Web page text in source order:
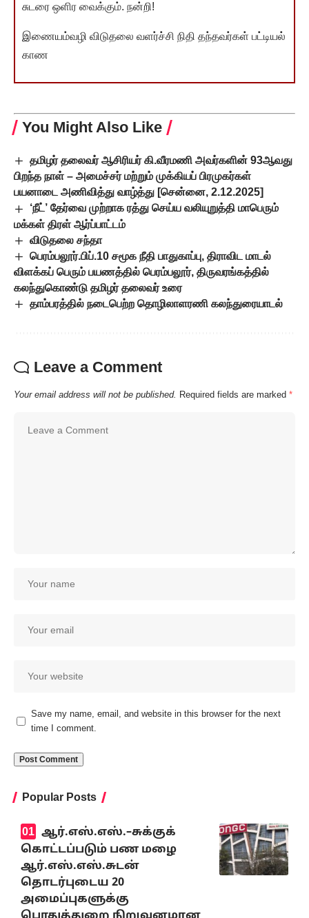
சுடரை ஒளிர வைக்கும். நன்றி!
இணையம்வழி விடுதலை வளர்ச்சி நிதி தந்தவர்கள் பட்டியல்
காண
You Might Also Like
தமிழர் தலைவர் ஆசிரியர் கி.வீரமணி அவர்களின் 93ஆவது
பிறந்த நாள் – அமைச்சர் மற்றும் முக்கியப் பிரமுகர்கள்
பயனாடை அணிவித்து வாழ்த்து [சென்னை, 2.12.2025]
‘நீட்’ தேர்வை முற்றாக ரத்து செய்ய வலியுறுத்தி மாபெரும்
மக்கள் திரள் ஆர்ப்பாட்டம்
விடுதலை சந்தா
பெரம்பலூர்.பிப்.10 சமூக நீதி பாதுகாப்பு, திராவிட மாடல்
விளக்கப் பெரும் பயணத்தில் பெரம்பலூர், திருவரங்கத்தில்
கலந்துகொண்டு தமிழர் தலைவர் உரை
தாம்பரத்தில் நடைபெற்ற தொழிலாளரணி கலந்துரையாடல்
Leave a Comment
Your email address will not be published. Required fields are marked *
Save my name, email, and website in this browser for the next
time I comment.
Popular Posts
ஆர்.எஸ்.எஸ்.–சுக்குக்
கொட்டப்படும் பண மழை
ஆர்.எஸ்.எஸ்.சுடன்
தொடர்புடைய 20
அமைப்புகளுக்கு